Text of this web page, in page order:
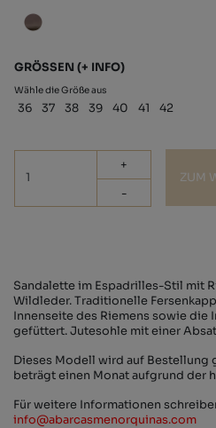
GRÖSSEN (+ INFO)
Wähle die Größe aus
36 37 38 39 40 41 42
+
-
ZUM
Sandalette im Espadrilles-Stil mit
Wildleder. Traditionelle
Innenseite des Riemens sowie die
gefüttert. Jutesohle mit einer
Dieses Modell wird auf
beträgt einen Monat aufgrund der
Für weitere Informationen
info@abarcasmenorquinas.com